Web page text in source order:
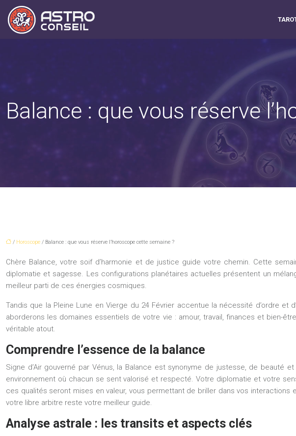
Balance : que vous réserve
/ Horoscope / Balance : que vous réserve l’horoscope cette semaine ?
Chère Balance, votre soif d’harmonie et de justice guide votre chemin. Cette
diplomatie et sagesse. Les configurations planétaires actuelles présentent un
meilleur parti de ces énergies cosmiques.
Tandis que la Pleine Lune en Vierge du 24 Février accentue la nécessité d’ordre
aborderons les domaines essentiels de votre vie : amour, travail, finances et bien-
véritable atout.
Comprendre l’essence de la balance
Signe d’Air gouverné par Vénus, la Balance est synonyme de justesse, de beauté
environnement où chacun se sent valorisé et respecté. Votre diplomatie et votre
ces qualités seront mises en valeur, vous permettant de briller dans vos
votre libre arbitre reste votre meilleur guide.
Analyse astrale : les transits et aspects clés